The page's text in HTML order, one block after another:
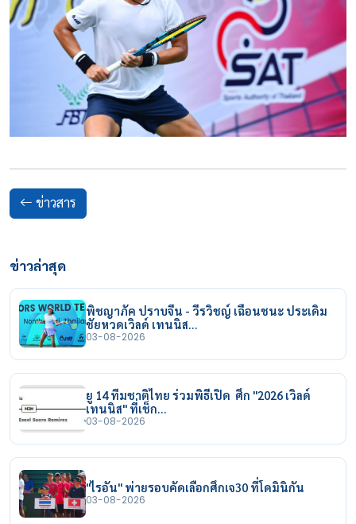
ข่าวสาร
ข่าวล่าสุด
พิชญาภัค ปราบจีน - วีรวิชญ์ เฉือนชนะ ประเดิม
ชัยหวดเวิลด์ เทนนิส…
03-08-2026
ยู 14 ทีมชาติไทย ร่วมพิธีเปิด ศึก "2026 เวิลด์
เทนนิส" ที่เช็ก…
03-08-2026
"ไรอัน" พ่ายรอบคัดเลือกศึกเจ30 ที่โดมินิกัน
03-08-2026